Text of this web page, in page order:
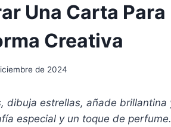
Una Carta Para
Creativa
de 2024
dibuja estrellas, añade brillantina
especial y un toque de